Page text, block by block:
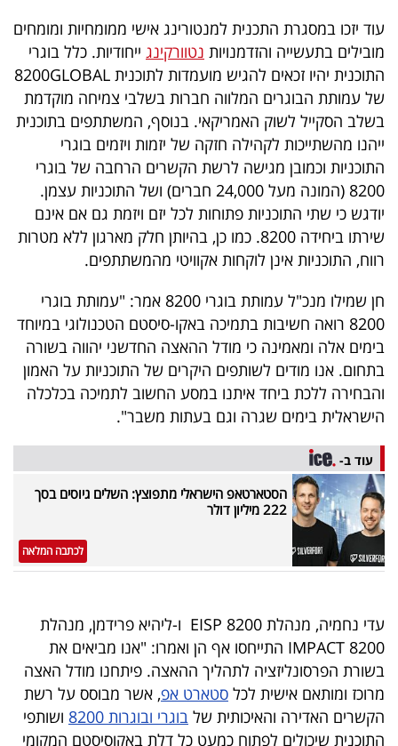
עקבו
אחרינו:
עוד יזכו במסגרת התכנית למנטורינג אישי ממומחיות ומומחים
מובילים בתעשייה והזדמנויות נטוורקינג ייחודיות. כלל בוגרי
התוכנית יהיו זכאים להגיש מועמדות לתוכנית 8200GLOBAL
של עמותת הבוגרים המלווה חברות בשלבי צמיחה מוקדמת
בשלב הסקייל לשוק האמריקאי. בנוסף, המשתתפים בתוכנית
ייהנו מהשתייכות לקהילה חזקה של יזמות ויזמים בוגרי
התוכניות וכמובן מגישה לרשת הקשרים הרחבה של בוגרי
8200 (המונה מעל 24,000 חברים) ושל התוכניות עצמן.
יודגש כי שתי התוכניות פתוחות לכל יזם ויזמת גם אם אינם
שירתו ביחידה 8200. כמו כן, בהיותן חלק מארגון ללא מטרות
רווח, התוכניות אינן לוקחות אקוויטי מהמשתתפים.
חן שמילו מנכ"ל עמותת בוגרי 8200 אמר: "עמותת בוגרי
8200 רואה חשיבות בתמיכה באקו-סיסטם הטכנולוגי במיוחד
בימים אלה ומאמינה כי מודל ההאצה החדשני יהווה בשורה
בתחום. אנו מודים לשותפים היקרים של התוכניות על האמון
והבחירה ללכת ביחד איתנו במסע החשוב לתמיכה בכלכלה
הישראלית בימים שגרה וגם בעתות משבר".
עוד ב-
הסטארטאפ הישראלי מתפוצץ: השלים גיוסים בסך
222 מיליון דולר
לכתבה המלאה
עדי נחמיה, מנהלת EISP 8200 ו-ליהיא פרידמן, מנהלת
IMPACT 8200 התייחסו אף הן ואמרו: "אנו מביאים את
בשורת הפרסונליזציה לתהליך ההאצה. פיתחנו מודל האצה
מרוכז ומותאם אישית לכל סטארט אפ, אשר מבוסס על רשת
הקשרים האדירה והאיכותית של בוגרי ובוגרות 8200
ושותפי
התוכנית שיכולים לפתוח כמעט כל דלת באקוסיסטם המקומי